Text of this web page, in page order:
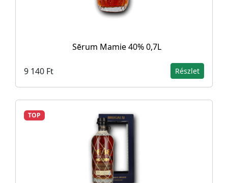
Sērum Mamie 40% 0,7L
9 140 Ft Részlet
TOP